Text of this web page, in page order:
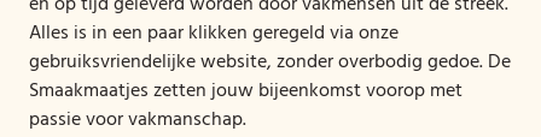
Alles is in een paar klikken geregeld via onze
gebruiksvriendelijke website, zonder overbodig gedoe. De
Smaakmaatjes zetten jouw bijeenkomst voorop met
passie voor vakmanschap.